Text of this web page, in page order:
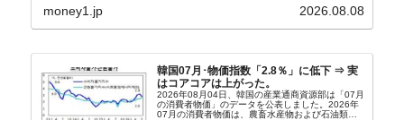
『朝鮮日報』に面白い記事が出ています。「東西南
money1.jp 2026.08.08
韓国07月･物価指数「2.8％」に低下 ⇒ 実
はコアコアは上がった。
2026年08月04日、韓国の産業通商資源部は「07月
の消費者物価」のデータを公表しました。2026年
07月の消費者物価は、農畜水産物および石油類の